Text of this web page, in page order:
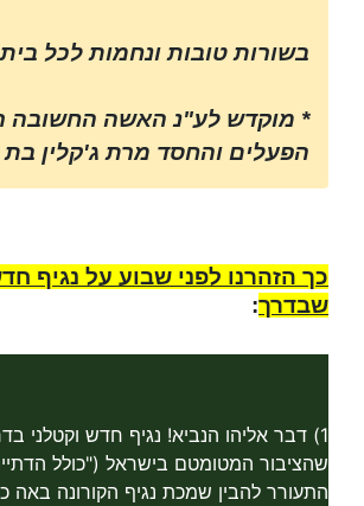
בשורות טובות ונחמות לכל
* מוקדש לע"נ האשה החשובה
הפעלים והחסד מרת ג'קלין בת
כך הזהרנו לפני שבוע על נגיף
שבדרך:
1) דבר אליהו הנביא! נגיף חדש וקטלני
שהציבור המטומטם בישראל ("כולל
התעורר להבין שמכת נגיף הקורונה באה